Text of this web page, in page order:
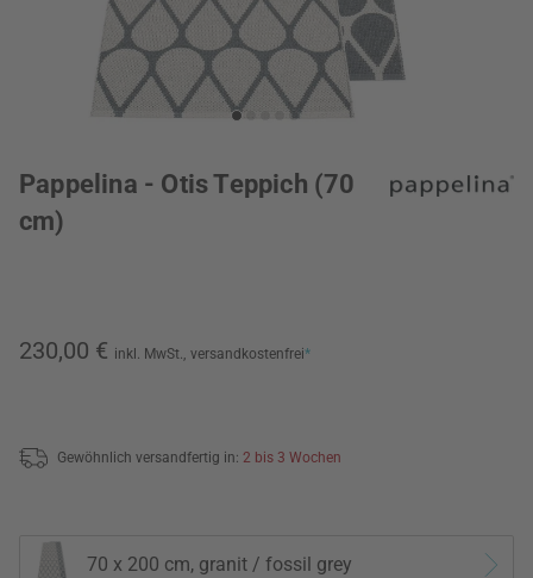
Pappelina - Otis Teppich (70
cm)
230,00 € inkl. MwSt., versandkostenfrei*
Gewöhnlich versandfertig in: 2 bis 3 Wochen
70 x 200 cm, granit / fossil grey